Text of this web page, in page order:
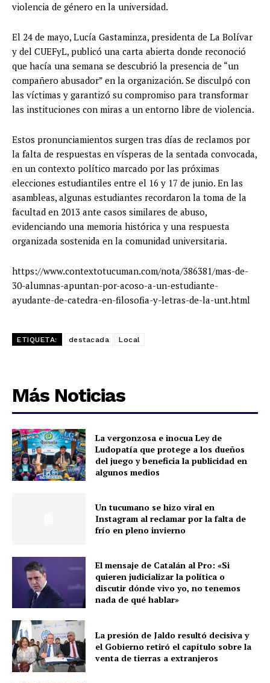
violencia de género en la universidad.
El 24 de mayo, Lucía Gastaminza, presidenta de La Bolívar
y del CUEFyL, publicó una carta abierta donde reconoció
que hacía una semana se descubrió la presencia de “un
compañero abusador” en la organización. Se disculpó con
las víctimas y garantizó su compromiso para transformar
las instituciones con miras a un entorno libre de violencia.
Estos pronunciamientos surgen tras días de reclamos por
la falta de respuestas en vísperas de la sentada convocada,
en un contexto político marcado por las próximas
elecciones estudiantiles entre el 16 y 17 de junio. En las
asambleas, algunas estudiantes recordaron la toma de la
facultad en 2013 ante casos similares de abuso,
evidenciando una memoria histórica y una respuesta
organizada sostenida en la comunidad universitaria.
https://www.contextotucuman.com/nota/386381/mas-de-
30-alumnas-apuntan-por-acoso-a-un-estudiante-
ayudante-de-catedra-en-filosofia-y-letras-de-la-unt.html
ETIQUETA: destacada Local
Más Noticias
La vergonzosa e inocua Ley de
Ludopatía que protege a los dueños
del juego y beneficia la publicidad en
algunos medios
Un tucumano se hizo viral en
Instagram al reclamar por la falta de
frío en pleno invierno
El mensaje de Catalán al Pro: «Si
quieren judicializar la política o
discutir dónde vivo yo, no tenemos
nada de qué hablar»
La presión de Jaldo resultó decisiva y
el Gobierno retiró el capítulo sobre la
venta de tierras a extranjeros